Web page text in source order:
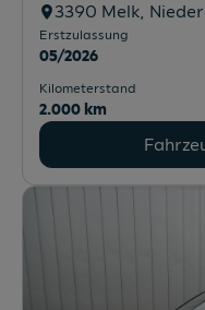
3390 Melk,
Erstzulassung
05/2026
Kilometerstand
2.000 km